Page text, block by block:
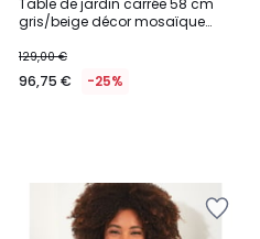
Table de jardin carrée 58 cm
gris/beige décor mosaïque
129,00 €
96,75 € -25%